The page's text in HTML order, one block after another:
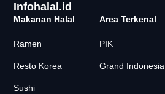
Infohalal.id
Makanan Halal
Ramen
Resto Korea
Sushi
Area Terkenal
PIK
Grand Indonesia